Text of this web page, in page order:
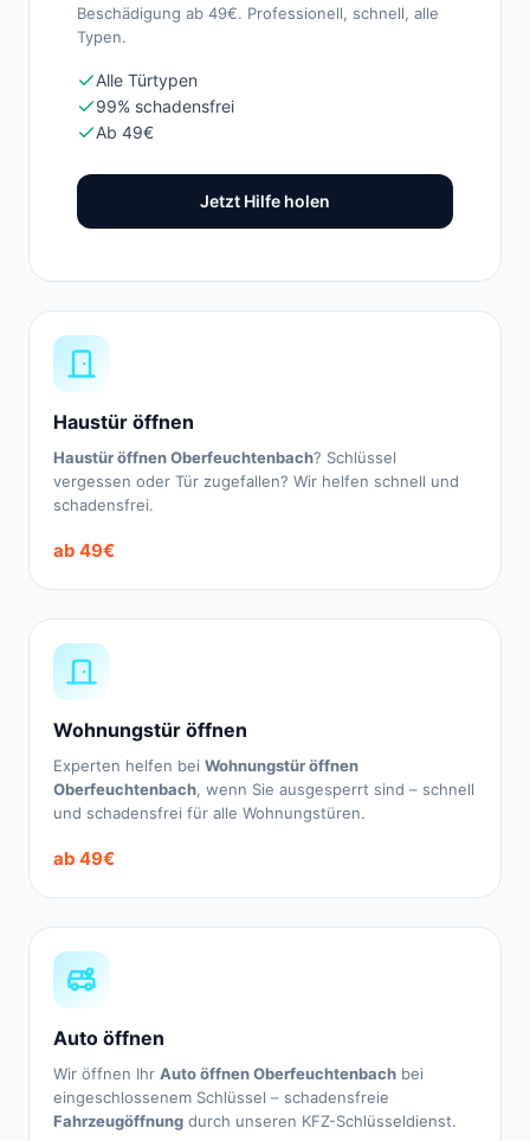
Beschädigung ab 49€. Professionell, schnell, alle
Typen.
Alle Türtypen
99% schadensfrei
Ab 49€
Jetzt Hilfe holen
Haustür öffnen
Haustür öffnen Oberfeuchtenbach? Schlüssel
vergessen oder Tür zugefallen? Wir helfen schnell und
schadensfrei.
ab 49€
Wohnungstür öffnen
Experten helfen bei Wohnungstür öffnen
Oberfeuchtenbach, wenn Sie ausgesperrt sind – schnell
und schadensfrei für alle Wohnungstüren.
ab 49€
Auto öffnen
Wir öffnen Ihr Auto öffnen Oberfeuchtenbach bei
eingeschlossenem Schlüssel – schadensfreie
Fahrzeugöffnung durch unseren KFZ-Schlüsseldienst.